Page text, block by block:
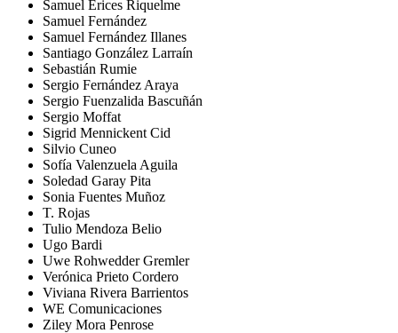
Samuel Erices Riquelme
Samuel Fernández
Samuel Fernández Illanes
Santiago González Larraín
Sebastián Rumie
Sergio Fernández Araya
Sergio Fuenzalida Bascuñán
Sergio Moffat
Sigrid Mennickent Cid
Silvio Cuneo
Sofía Valenzuela Aguila
Soledad Garay Pita
Sonia Fuentes Muñoz
T. Rojas
Tulio Mendoza Belio
Ugo Bardi
Uwe Rohwedder Gremler
Verónica Prieto Cordero
Viviana Rivera Barrientos
WE Comunicaciones
Ziley Mora Penrose